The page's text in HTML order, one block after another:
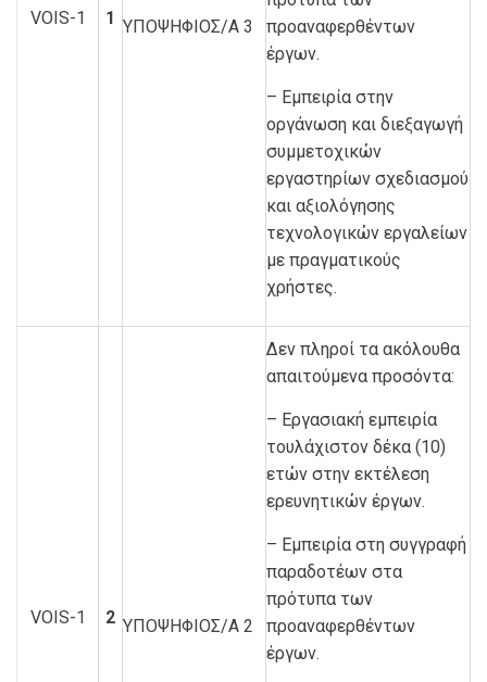
VOIS-1 1 ΥΠΟΨΗΦΙΟΣ/Α 3
προαναφερθέντων
έργων.
– Εμπειρία στην
οργάνωση και διεξαγωγή
συμμετοχικών
εργαστηρίων σχεδιασμού
και αξιολόγησης
τεχνολογικών εργαλείων
με πραγματικούς
χρήστες.
VOIS-1 2 ΥΠΟΨΗΦΙΟΣ/Α 2
Δεν πληροί τα ακόλουθα
απαιτούμενα προσόντα:
– Εργασιακή εμπειρία
τουλάχιστον δέκα (10)
ετών στην εκτέλεση
ερευνητικών έργων.
– Εμπειρία στη συγγραφή
παραδοτέων στα
πρότυπα των
προαναφερθέντων
έργων.